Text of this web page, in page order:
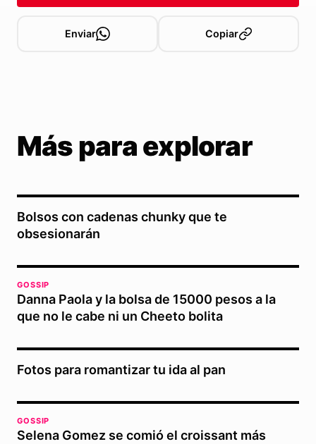
Enviar Copiar
Más para explorar
Bolsos con cadenas chunky que te
obsesionarán
GOSSIP
Danna Paola y la bolsa de 15000 pesos a la
que no le cabe ni un Cheeto bolita
Fotos para romantizar tu ida al pan
GOSSIP
Selena Gomez se comió el croissant más